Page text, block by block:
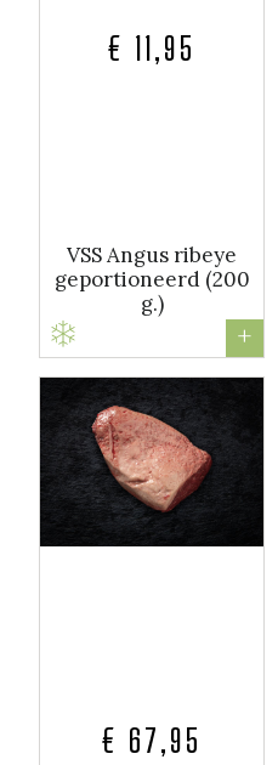
€ 11,95
VSS Angus ribeye
geportioneerd (200
g.)
+
€ 67,95